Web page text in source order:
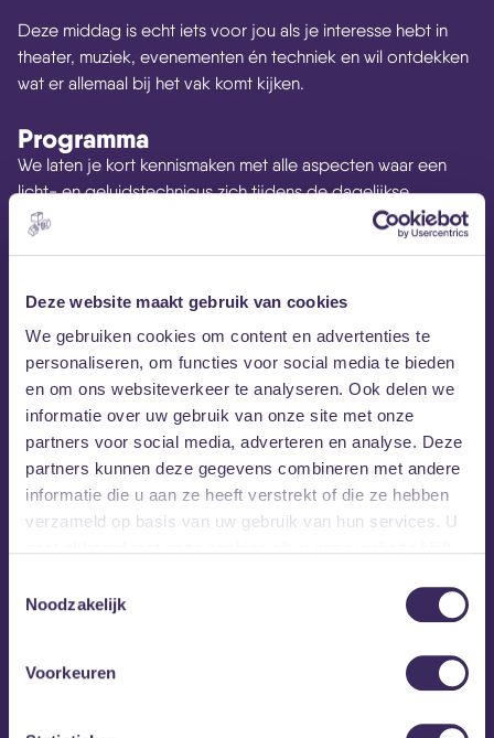
Deze website maakt gebruik van cookies
We gebruiken cookies om content en advertenties te
personaliseren, om functies voor social media te bieden
en om ons websiteverkeer te analyseren. Ook delen we
informatie over uw gebruik van onze site met onze
partners voor social media, adverteren en analyse. Deze
partners kunnen deze gegevens combineren met andere
informatie die u aan ze heeft verstrekt of die ze hebben
verzameld op basis van uw gebruik van hun services. U
Noodzakelijk
Voorkeuren
Deze middag is echt iets voor jou als je interesse hebt in
theater, muziek, evenementen én techniek en wil ontdekken
wat er allemaal bij het vak komt kijken.
Programma
We laten je kort kennismaken met alle aspecten waar een
licht- en geluidstechnicus zich tijdens de dagelijkse
werkzaamheden mee bezig houdt.
MEZZ. Kun je in gesprek over het werk in de sector met een
over al die knoppen op de licht- en geluidstafel en andere
technische snufjes.
Natuurlijk kan muziek op deze middag niet ontbreken zodat
je het licht en geluid ook in actie kunt zien.
Aanmelden
MEZZ is geopend tussen 12.00 uur en 15.00 uur. Elk uur start
Stuur een mail naar
met hoeveel
personen je naar MEZZ komt en welk tijdstip je voorkeur